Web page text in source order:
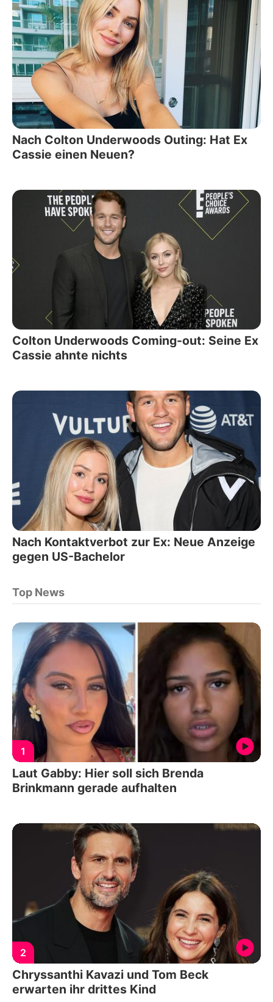
Nach Colton Underwoods Outing: Hat Ex
Cassie einen Neuen?
Colton Underwoods Coming-out: Seine Ex
Cassie ahnte nichts
Nach Kontaktverbot zur Ex: Neue Anzeige
gegen US-Bachelor
Top News
1
Laut Gabby: Hier soll sich Brenda
Brinkmann gerade aufhalten
2
Chryssanthi Kavazi und Tom Beck
erwarten ihr drittes Kind